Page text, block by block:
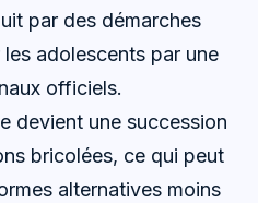
par des démarches
adolescents par une
officiels.
devient une succession
bricolées, ce qui peut
alternatives moins